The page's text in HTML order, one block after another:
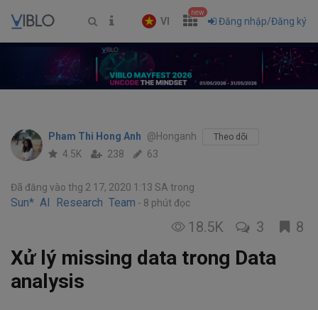
VI
new
Đăng nhập/Đăng ký
Pham Thi Hong Anh @Honganh Theo dõi
4.5K 238 63
Đã đăng vào thg 2 17, 2020 1:13 SA trong
Sun* AI Research Team 8 phút đọc
18.5K 3 8
Xử lý missing data trong Data
analysis